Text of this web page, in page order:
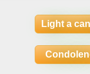
Light a